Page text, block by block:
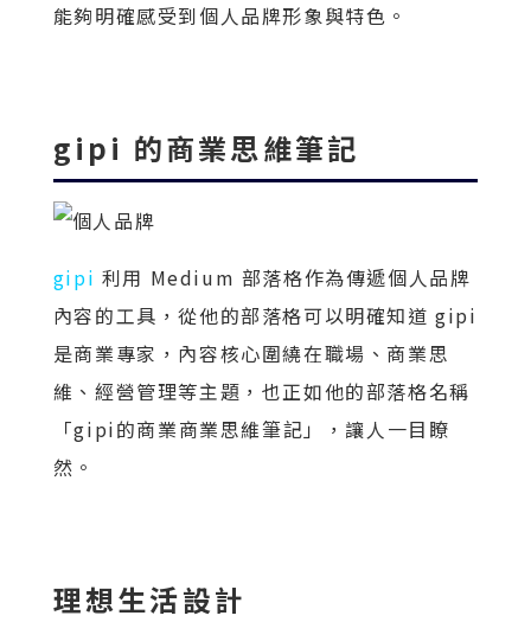
能夠明確感受到個人品牌形象與特色。
gipi 的商業思維筆記
gipi 利用 Medium 部落格作為傳遞個人品牌
內容的工具，從他的部落格可以明確知道 gipi
是商業專家，內容核心圍繞在職場、商業思
維、經營管理等主題，也正如他的部落格名稱
「gipi的商業商業思維筆記」，讓人一目瞭
然。
理想生活設計